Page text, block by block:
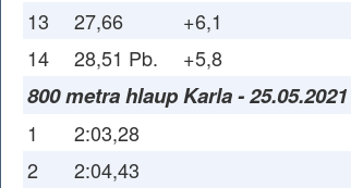
13
27,66 +6,1
14
28,51 Pb. +5,8
800 metra hlaup Karla - 25.05.2021
1 2:03,28
2
2:04,43